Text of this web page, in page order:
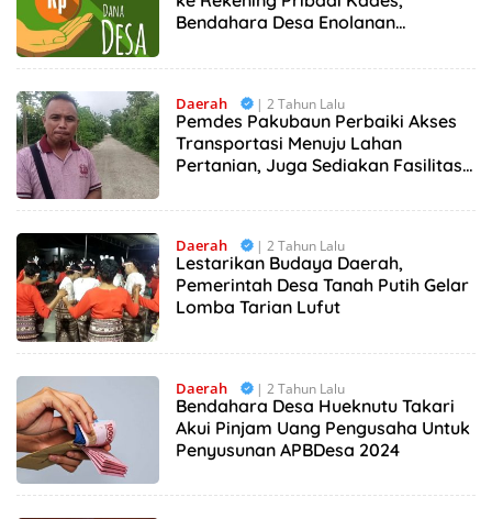
Bendahara Desa Enolanan
Daerah | 2 Tahun Lalu
Pemdes Pakubaun Perbaiki Akses
Transportasi Menuju Lahan
Pertanian, Juga Sediakan Fasilitas
Daerah | 2 Tahun Lalu
Lestarikan Budaya Daerah,
Pemerintah Desa Tanah Putih Gelar
Lomba Tarian Lufut
Daerah | 2 Tahun Lalu
Bendahara Desa Hueknutu Takari
Akui Pinjam Uang Pengusaha Untuk
Penyusunan APBDesa 2024